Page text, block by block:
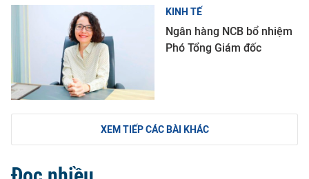
KINH TẾ
Ngân hàng NCB bổ nhiệm
Phó Tổng Giám đốc
XEM TIẾP CÁC BÀI KHÁC